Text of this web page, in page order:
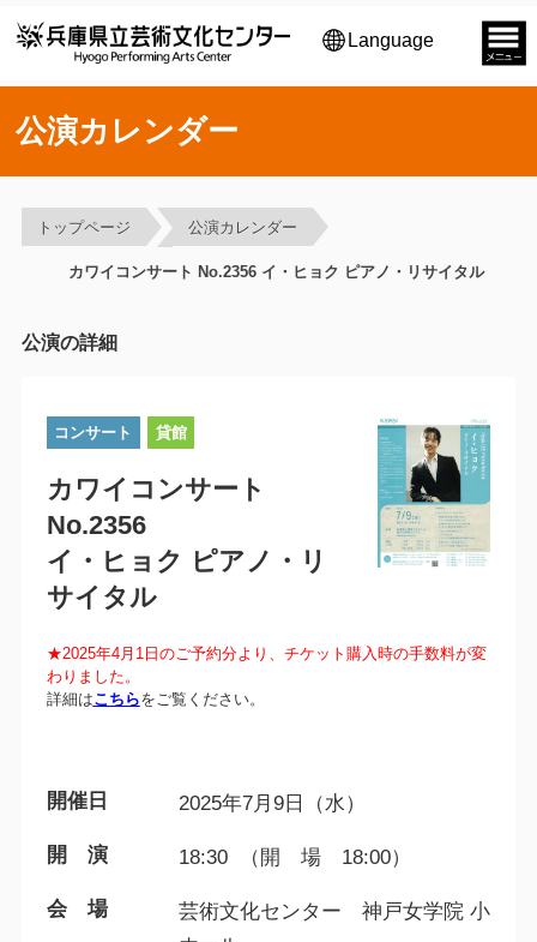
Language
公演カレンダー
トップページ 公演カレンダー
カワイコンサート No.2356 イ・ヒョク ピアノ・リサイタル
公演の詳細
コンサート 貸館
カワイコンサート
No.2356
イ・ヒョク ピアノ・リ
サイタル
★2025年4月1日のご予約分より、チケット購入時の手数料が変
わりました。
詳細はこちらをご覧ください。
開催日 2025年7月9日（水）
開 演 18:30 （開 場 18:00）
会 場
芸術文化センター 神戸女学院 小